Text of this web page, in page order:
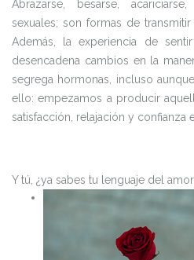
Abrazarse, besarse,
sexuales; son formas de
Además, la experiencia de
desencadena cambios en la
segrega hormonas, incluso
ello: empezamos a producir
satisfacción, relajación y confianza
Y tú, ¿ya sabes tu lenguaje del